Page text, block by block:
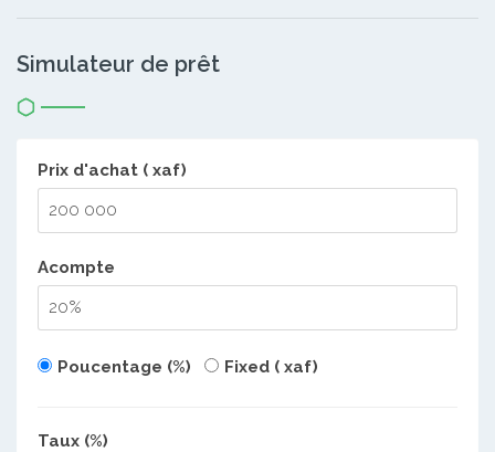
Simulateur de prêt
Prix d'achat ( xaf)
Acompte
Poucentage (%) Fixed ( xaf)
Taux (%)